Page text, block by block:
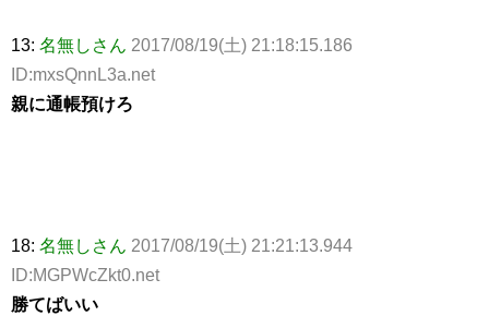
13: 名無しさん 2017/08/19(土) 21:18:15.186
ID:mxsQnnL3a.net
親に通帳預けろ
18: 名無しさん 2017/08/19(土) 21:21:13.944
ID:MGPWcZkt0.net
勝てばいい